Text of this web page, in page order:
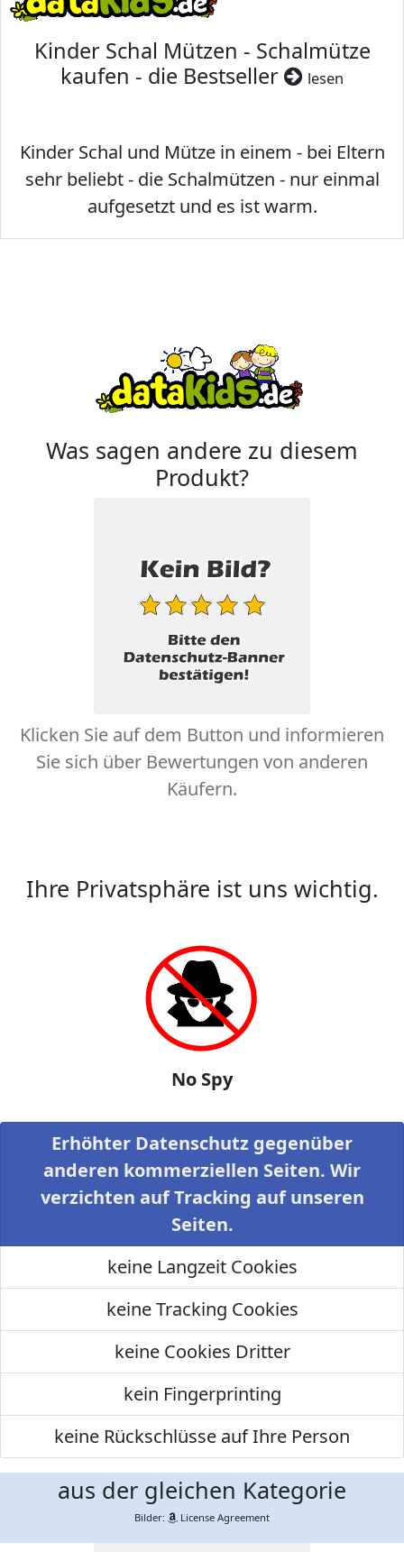
Kinder Schal Mützen - Schalmütze
kaufen - die Bestseller
lesen
Kinder Schal und Mütze in einem - bei Eltern
sehr beliebt - die Schalmützen - nur einmal
aufgesetzt und es ist warm.
Was sagen andere zu diesem
Produkt?
Klicken Sie auf dem Button und informieren
Sie sich über Bewertungen von anderen
Käufern.
Ihre Privatsphäre ist uns wichtig.
No Spy
Erhöhter Datenschutz gegenüber
anderen kommerziellen Seiten. Wir
verzichten auf Tracking auf unseren
Seiten.
keine Langzeit Cookies
keine Tracking Cookies
keine Cookies Dritter
kein Fingerprinting
keine Rückschlüsse auf Ihre Person
aus der gleichen Kategorie
Bilder: License Agreement